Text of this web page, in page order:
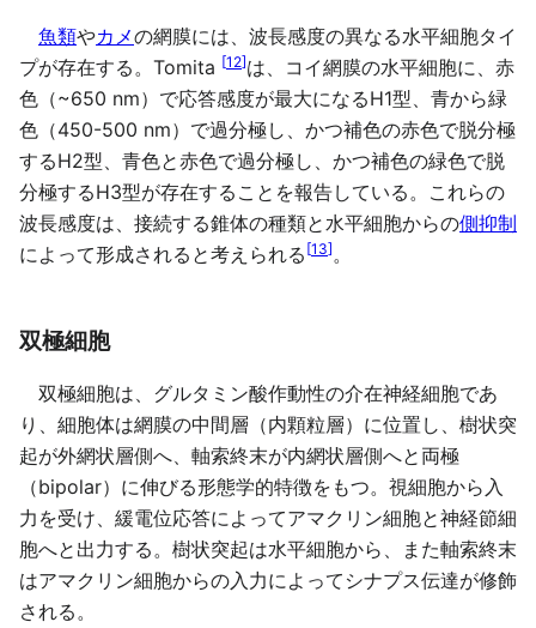
魚類やカメの網膜には、波長感度の異なる水平細胞タイ
プが存在する。Tomita [12]は、コイ網膜の水平細胞に、赤
色（~650 nm）で応答感度が最大になるH1型、青から緑
色（450-500 nm）で過分極し、かつ補色の赤色で脱分極
するH2型、青色と赤色で過分極し、かつ補色の緑色で脱
分極するH3型が存在することを報告している。これらの
波長感度は、接続する錐体の種類と水平細胞からの側抑制
によって形成されると考えられる [13] 。
双極細胞
双極細胞は、グルタミン酸作動性の介在神経細胞であ
り、細胞体は網膜の中間層（内顆粒層）に位置し、樹状突
起が外網状層側へ、軸索終末が内網状層側へと両極
（bipolar）に伸びる形態学的特徴をもつ。視細胞から入
力を受け、緩電位応答によってアマクリン細胞と神経節細
胞へと出力する。樹状突起は水平細胞から、また軸索終末
はアマクリン細胞からの入力によってシナプス伝達が修飾
される。